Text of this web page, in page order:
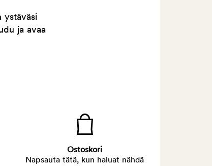
ystäväsi
ja avaa
Ostoskori
Napsauta tätä, kun haluat nähdä